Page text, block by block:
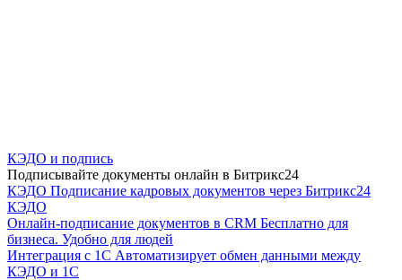
КЭДО и подпись
Подписывайте документы онлайн в Битрикс24
КЭДО Подписание кадровых документов через Битрикс24
КЭДО
Онлайн-подписание документов в CRM Бесплатно для
бизнеса. Удобно для людей
Интеграция с 1С Автоматизирует обмен данными между
КЭДО и 1С